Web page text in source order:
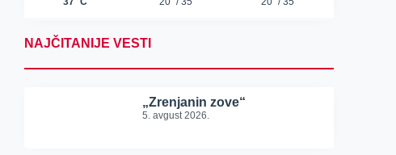
NAJČITANIJE VESTI
„Zrenjanin zove“
5. avgust 2026.